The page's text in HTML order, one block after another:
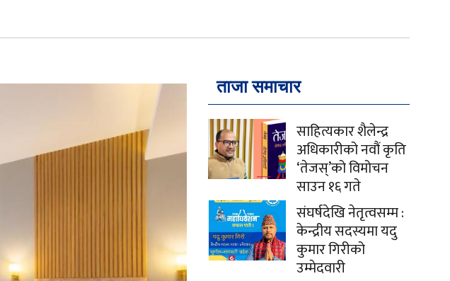
ताजा समाचार
साहित्यकार शैलेन्द्र
अधिकारीको नवौं कृति
‘तेजस्’को विमोचन
साउन १६ गते
संघर्षदेखि नेतृत्वसम्म :
केन्द्रीय सदस्यमा यदु
कुमार गिरीको
उम्मेदवारी